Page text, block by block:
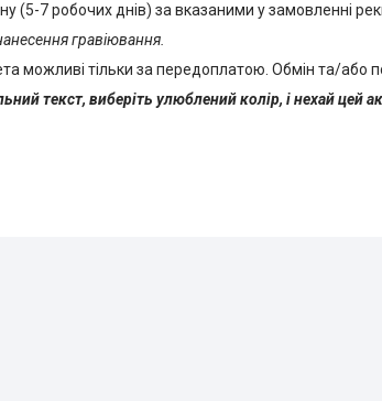
(5-7 робочих днів) за вказаними у замовленні
гравіювання.
можливі тільки за передоплатою. Обмін та/або
текст, виберіть улюблений колір, і нехай